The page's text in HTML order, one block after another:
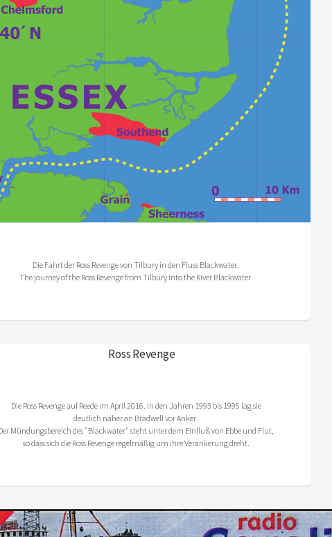
Die Fahrt der Ross Revenge von Tilbury in den Fluss Blackwater.
The journey of the Ross Revenge from Tilbury into the River Blackwater.
Die Ross Revenge auf Reede im April 2016. In den Jahren 1993 bis 1995 lag sie
deutlich näher an Bradwell vor Anker.
Mündungsbereich des "Blackwater" steht unter dem Einfluß von Ebbe und Flut,
so dass sich die Ross Revenge regelmäßig um ihre Verankerung dreht.